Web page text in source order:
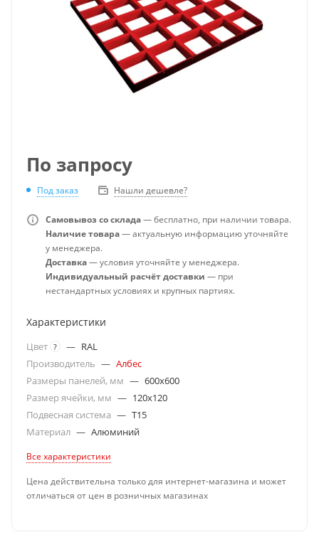
По запросу
Под заказ Нашли дешевле?
Самовывоз со склада— бесплатно, при наличии товара.
Наличие товара— актуальную информацию уточняйте
у менеджера.
Доставка— условия уточняйте у менеджера.
Индивидуальный расчёт доставки — при
нестандартных условиях и крупных партиях.
Характеристики
Цвет ? — RAL
Производитель — Албес
Размеры панелей, мм — 600x600
Размер ячейки, мм — 120x120
Подвесная система — T15
Материал — Алюминий
Все характеристики
Цена действительна только для интернет-магазина и может
отличаться от цен в розничных магазинах